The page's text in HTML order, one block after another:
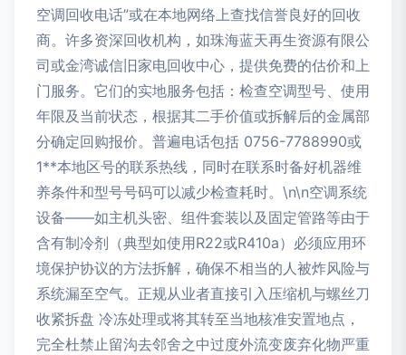
空调回收电话”或在本地网络上查找信誉良好的回收
商。许多资深回收机构，如珠海蓝天再生资源有限公
司或金湾诚信旧家电回收中心，提供免费的估价和上
门服务。它们的实地服务包括：检查空调型号、使用
年限及当前状态，根据其二手价值或拆解后的金属部
分确定回购报价。普遍电话包括 0756-7788990或
1**本地区号的联系热线，同时在联系时备好机器维
养条件和型号号码可以减少检查耗时。\n\n空调系统
设备——如主机头密、组件套装以及固定管路等由于
含有制冷剂（典型如使用R22或R410a）必须应用环
境保护协议的方法拆解，确保不相当的人被炸风险与
系统漏至空气。正规从业者直接引入压缩机与螺丝刀
收紧拆盘 冷冻处理或将其转至当地核准安置地点，
完全杜禁止留沟去邻舍之中过度外流变废弃化物严重